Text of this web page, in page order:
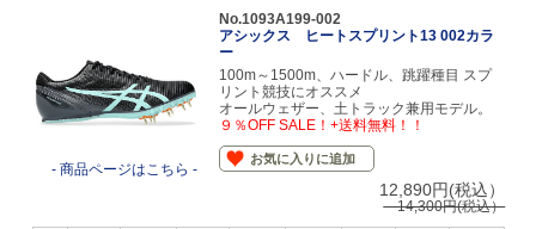
- 商品ページはこちら -
No.1093A199-002
アシックス ヒートスプリント13 002カラ
ー
100m～1500m、ハードル、跳躍種目 スプ
リント競技にオススメ
オールウェザー、土トラック兼用モデル。
９％OFF SALE！+送料無料！！
お気に入りに追加
12,890円(税込）
14,300円(税込）